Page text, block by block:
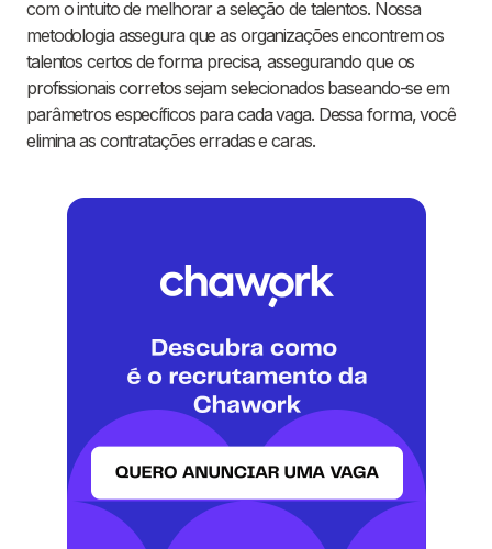
com o intuito de melhorar a seleção de talentos. Nossa
metodologia assegura que as organizações encontrem os
talentos certos de forma precisa, assegurando que os
profissionais corretos sejam selecionados baseando-se em
parâmetros específicos para cada vaga. Dessa forma, você
elimina as contratações erradas e caras.